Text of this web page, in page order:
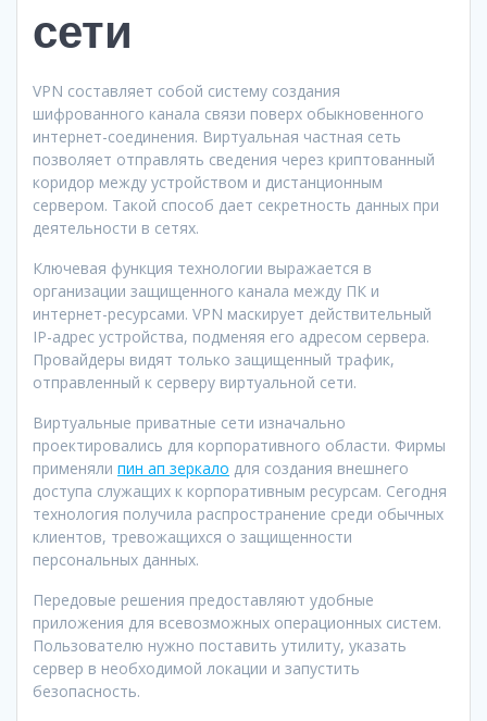
сети
VPN составляет собой систему создания
шифрованного канала связи поверх обыкновенного
интернет-соединения. Виртуальная частная сеть
позволяет отправлять сведения через криптованный
коридор между устройством и дистанционным
сервером. Такой способ дает секретность данных при
деятельности в сетях.
Ключевая функция технологии выражается в
организации защищенного канала между ПК и
интернет-ресурсами. VPN маскирует действительный
IP-адрес устройства, подменяя его адресом сервера.
Провайдеры видят только защищенный трафик,
отправленный к серверу виртуальной сети.
Виртуальные приватные сети изначально
проектировались для корпоративного области. Фирмы
применяли пин ап зеркало для создания внешнего
доступа служащих к корпоративным ресурсам. Сегодня
технология получила распространение среди обычных
клиентов, тревожащихся о защищенности
персональных данных.
Передовые решения предоставляют удобные
приложения для всевозможных операционных систем.
Пользователю нужно поставить утилиту, указать
сервер в необходимой локации и запустить
безопасность.